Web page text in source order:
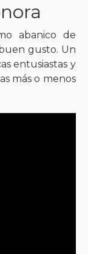
abanico de
gusto. Un
entusiastas y
más o menos